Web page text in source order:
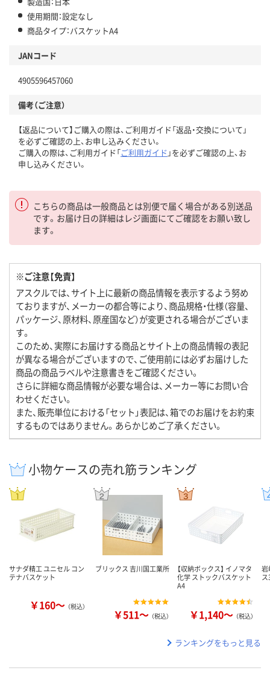
使用期間：設定なし
商品タイプ：バスケットA4
JANコード
4905596457060
備考（ご注意）
【返品について】ご購入の際は、ご利用ガイド「返品・交換について」
を必ずご確認の上、お申し込みください。
ご購入の際は、ご利用ガイド「ご利用ガイド 」を必ずご確認の上、お
申し込みください。
こちらの商品は一般商品とは別便で届く場合がある別送品
です。お届け日の詳細はレジ画面にてご確認をお願い致し
ます。
※ご注意【免責】
アスクルでは、サイト上に最新の商品情報を表示するよう努め
ておりますが、メーカーの都合等により、商品規格・仕様（容量、
パッケージ、原材料、原産国など）が変更される場合がございま
す。
このため、実際にお届けする商品とサイト上の商品情報の表記
が異なる場合がございますので、ご使用前には必ずお届けした
商品の商品ラベルや注意書きをご確認ください。
さらに詳細な商品情報が必要な場合は、メーカー等にお問い合
わせください。
また、販売単位における「セット」表記は、箱でのお届けをお約束
するものではありません。あらかじめご了承ください。
小物ケースの売れ筋ランキング
サナダ精工 ユニセル コン
テナバスケット
￥160～ （税込）
ブリックス 吉川国工業所
￥511～ （税込）
【収納ボックス】 イノマタ
化学 ストックバスケット
A4
￥1,140～ （税込）
ランキングをもっと見る